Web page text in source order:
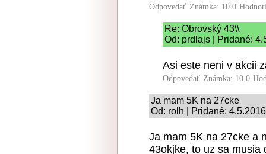
Odpovedať Známka: 10.0
Re: Obrovský 43\\
Od: prdlajs | Pridané:
Asi este neni v akcii
Odpovedať Známka: 10.0
Ja mam 5K na 27cke
Od: rolh | Pridané:
Ja mam 5K na 27cke a
43okjke, to uz sa musia